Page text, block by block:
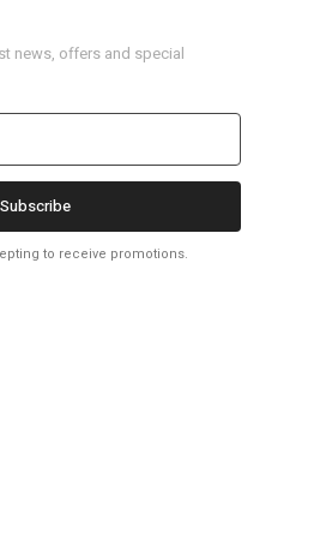
news, offers and special
Subscribe
to receive promotions.